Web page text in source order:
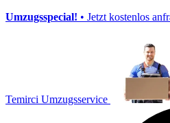
Umzugsspecial! • Jetzt kostenlos
Temirci Umzugsservice